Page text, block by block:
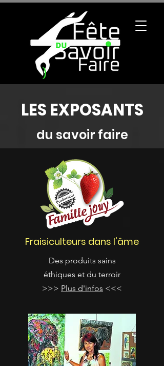
LES EXPOSANTS
du savoir faire
Fraisiculteurs dans l'âme
Des produits sains
éthiques et du terroir
>>> Plus d'infos <<<